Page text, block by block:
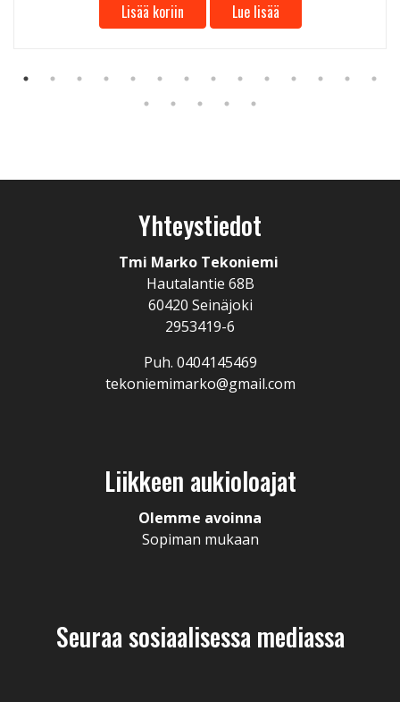
Lisää koriin Lue lisää
Yhteystiedot
Tmi Marko Tekoniemi
Hautalantie 68B
60420 Seinäjoki
2953419-6
Puh. 0404145469
tekoniemimarko@gmail.com
Liikkeen aukioloajat
Olemme avoinna
Sopiman mukaan
Seuraa sosiaalisessa mediassa